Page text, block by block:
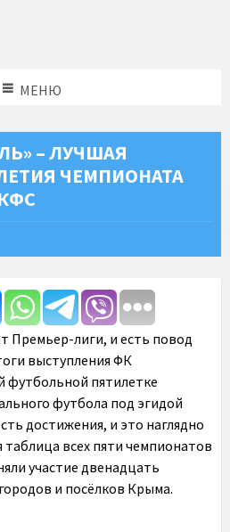
МЕНЮ
– ЛУЧШАЯ
ЧЕМПИОНАТА
Премьер-лиги, и есть повод
выступления ФК
футбольной пятилетке
футбола под эгидой
достижения, и это наглядно
всех пяти чемпионатов
участие двенадцать
и посёлков Крыма.